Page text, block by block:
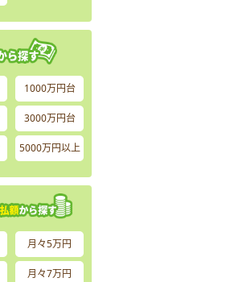
1000万円台
3000万円台
5000万円以上
月々5万円
月々7万円